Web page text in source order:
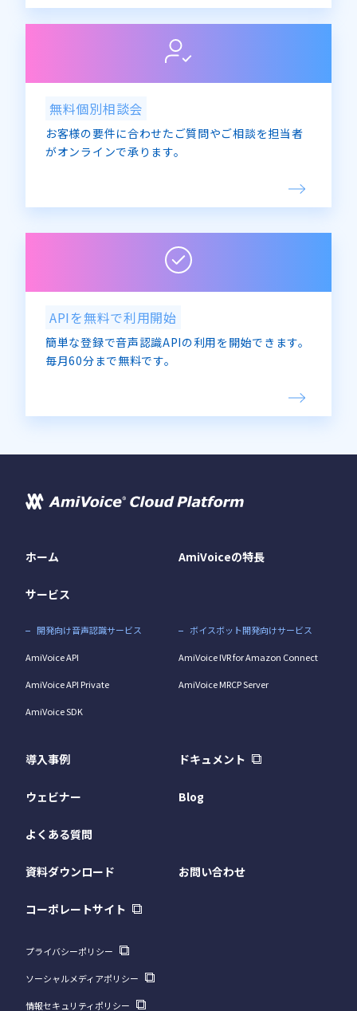
無料個別相談会
お客様の要件に合わせたご質問やご相談を担当者
がオンラインで承ります。
APIを無料で利用開始
簡単な登録で音声認識APIの利用を開始できます。
毎月60分まで無料です。
ホーム AmiVoiceの特長
サービス
開発向け音声認識サービス
AmiVoice API
AmiVoice API Private
AmiVoice SDK
ボイスボット開発向けサービス
AmiVoice IVR for Amazon Connect
AmiVoice MRCP Server
導入事例 ドキュメント
ウェビナー Blog
よくある質問
資料ダウンロード お問い合わせ
コーポレートサイト
プライバシーポリシー
ソーシャルメディアポリシー
情報セキュリティポリシー